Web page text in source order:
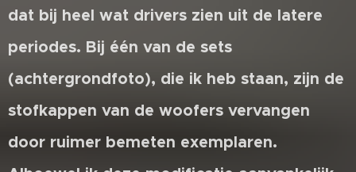
dat bij heel wat drivers zien uit de latere
periodes. Bij één van de sets
(achtergrondfoto), die ik heb staan, zijn de
stofkappen van de woofers vervangen
door ruimer bemeten exemplaren.